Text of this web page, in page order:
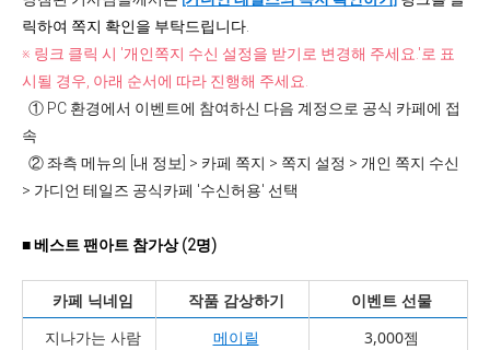
릭하여 쪽지 확인을 부탁드립니다.
※ 링크 클릭 시 '개인쪽지 수신 설정을 받기로 변경해 주세요.'로 표
시될 경우, 아래 순서에 따라 진행해 주세요.
① PC 환경에서 이벤트에 참여하신 다음 계정으로 공식 카페에 접
속
② 좌측 메뉴의 [내 정보] > 카페 쪽지 > 쪽지 설정 > 개인 쪽지 수신
> 가디언 테일즈 공식카페 '수신허용' 선택
■베스트 팬아트 참가상 (2명)
카페 닉네임 작품 감상하기
이벤트 선물
지나가는 사람
메이릴
3,000젬